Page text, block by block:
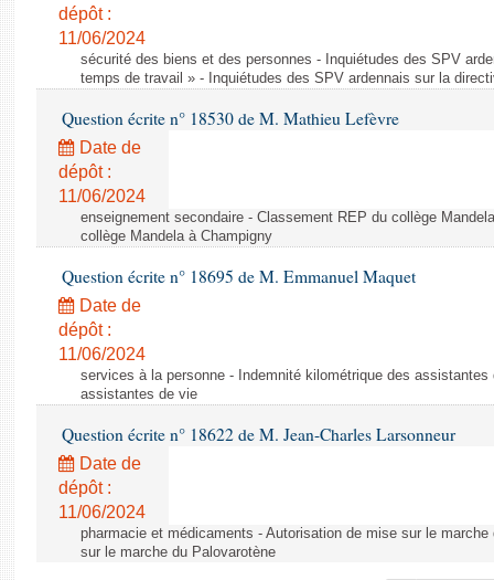
dépôt :
11/06/2024
sécurité des biens et des personnes - Inquiétudes des SPV
temps de travail » - Inquiétudes des SPV ardennais sur la
Question écrite n° 18530 de M. Mathieu Lefèvre
Date de
dépôt :
11/06/2024
enseignement secondaire - Classement REP du collège
collège Mandela à Champigny
Question écrite n° 18695 de M. Emmanuel Maquet
Date de
dépôt :
11/06/2024
services à la personne - Indemnité kilométrique des
assistantes de vie
Question écrite n° 18622 de M. Jean-Charles Larsonneur
Date de
dépôt :
11/06/2024
pharmacie et médicaments - Autorisation de mise sur le
sur le marche du Palovarotène